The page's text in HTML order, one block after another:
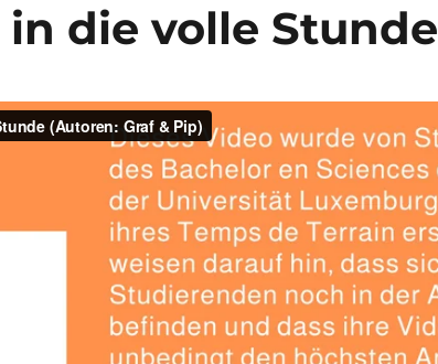
die volle Stunde